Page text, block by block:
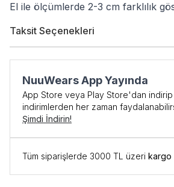
El ile ölçümlerde 2-3 cm farklılık
Taksit Seçenekleri
NuuWears App Yayında
App Store veya Play Store'dan
indirimlerden her zaman
Şimdi İndirin!
Tüm siparişlerde 3000 TL üzeri kargo
İlk Siparişe
%10